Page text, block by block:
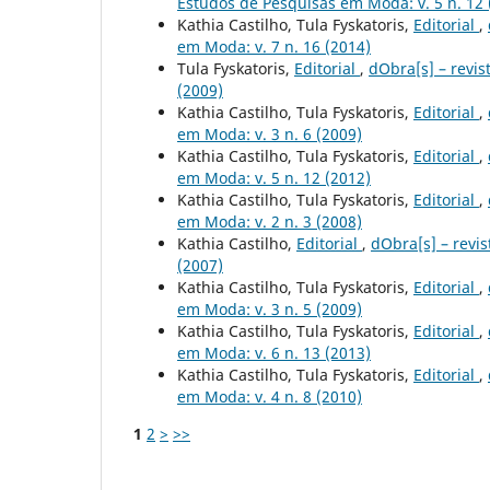
Kathia Castilho, Tula Fyskatoris, Editorial ,
em Moda: v. 7 n. 16 (2014)
Tula Fyskatoris, Editorial , dObra[s] –
(2009)
Kathia Castilho, Tula Fyskatoris, Editorial ,
em Moda: v. 3 n. 6 (2009)
Kathia Castilho, Tula Fyskatoris, Editorial ,
em Moda: v. 5 n. 12 (2012)
Kathia Castilho, Tula Fyskatoris, Editorial ,
em Moda: v. 2 n. 3 (2008)
Kathia Castilho, Editorial , dObra[s] –
(2007)
Kathia Castilho, Tula Fyskatoris, Editorial ,
em Moda: v. 3 n. 5 (2009)
Kathia Castilho, Tula Fyskatoris, Editorial ,
em Moda: v. 6 n. 13 (2013)
Kathia Castilho, Tula Fyskatoris, Editorial ,
em Moda: v. 4 n. 8 (2010)
1 2 > >>